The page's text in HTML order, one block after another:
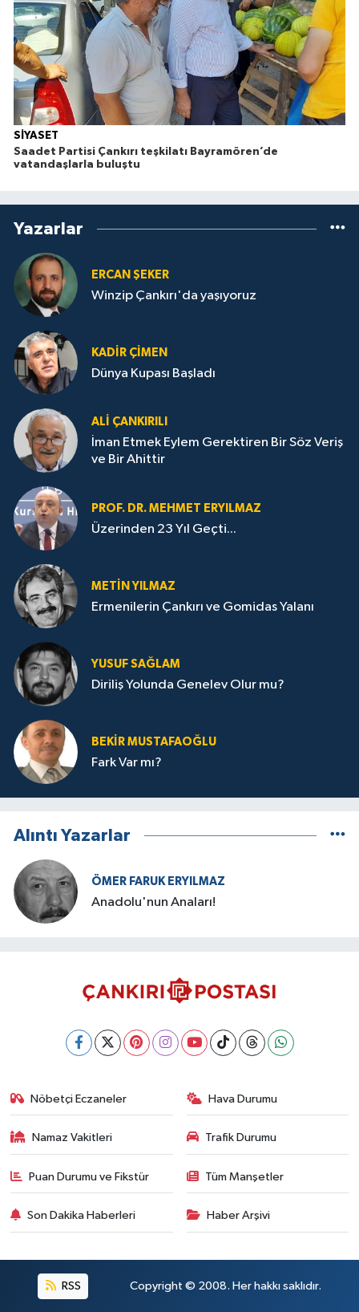
SİYASET
Saadet Partisi Çankırı teşkilatı Bayramören’de
vatandaşlarla buluştu
Yazarlar
ERCAN ŞEKER
Winzip Çankırı'da yaşıyoruz
KADIR ÇIMEN
Dünya Kupası Başladı
ALI ÇANKIRILI
İman Etmek Eylem Gerektiren Bir Söz Veriş
ve Bir Ahittir
PROF. DR. MEHMET ERYILMAZ
Üzerinden 23 Yıl Geçti...
METIN YILMAZ
Ermenilerin Çankırı ve Gomidas Yalanı
YUSUF SAĞLAM
Diriliş Yolunda Genelev Olur mu?
BEKIR MUSTAFAOĞLU
Fark Var mı?
Alıntı Yazarlar
ÖMER FARUK ERYILMAZ
Anadolu'nun Anaları!
Nöbetçi Eczaneler Hava Durumu
Namaz Vakitleri Trafik Durumu
Puan Durumu ve Fikstür Tüm Manşetler
Son Dakika Haberleri Haber Arşivi
RSS Copyright © 2008. Her hakkı saklıdır.